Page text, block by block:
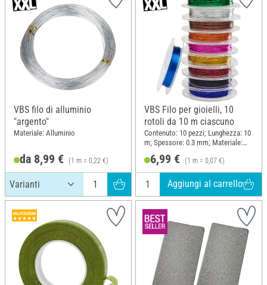
VBS filo di alluminio
"argento"
Materiale: Alluminio
da 8,99 € (1 m = 0,22 €)
VBS Filo per gioielli, 10
rotoli da 10 m ciascuno
Contenuto: 10 pezzi; Lunghezza: 10
m; Spessore: 0.3 mm; Materiale:
6,99 € (1 m = 0,07 €)
Aggiungi al carrello